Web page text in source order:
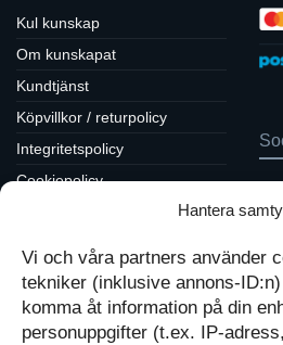
Hantera
Vi och våra partners använder
tekniker (inklusive annons-
komma åt information på din
personuppgifter (t.ex. IP-
Kul kunskap
Om kunskapat
Kundtjänst
Köpvillkor / returpolicy
Integritetspolicy
Cookiepolicy
Kassan
Varukorg